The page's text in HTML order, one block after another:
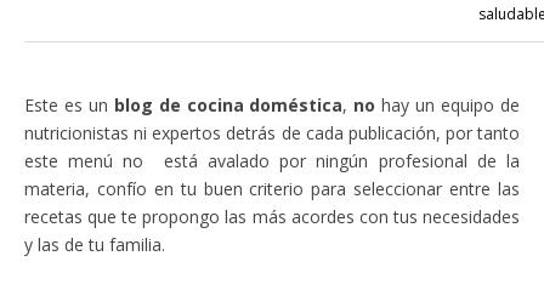
Este es un blog de cocina doméstica, no hay un equipo de
nutricionistas ni expertos detrás de cada publicación, por tanto
este menú no está avalado por ningún profesional de la
materia, confío en tu buen criterio para seleccionar entre las
recetas que te propongo las más acordes con tus necesidades
y las de tu familia.